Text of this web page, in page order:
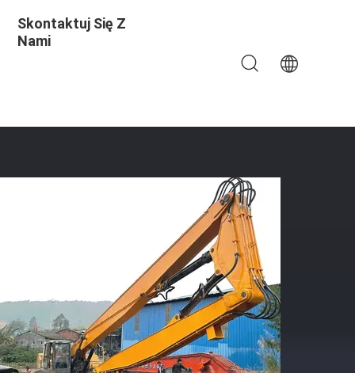
Skontaktuj Się Z
Nami